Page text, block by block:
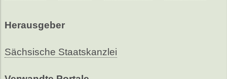
Herausgeber
Sächsische Staatskanzlei